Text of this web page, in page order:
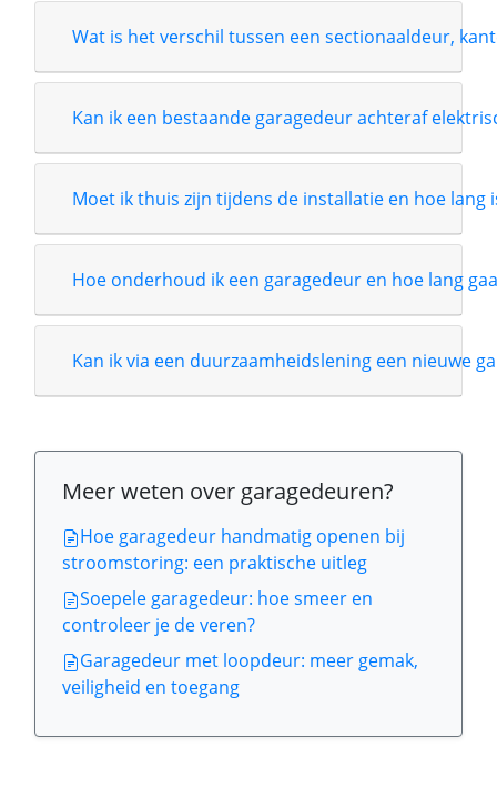
Wat is het verschil tussen een sectionaaldeur,
Kan ik een bestaande garagedeur achteraf
Moet ik thuis zijn tijdens de installatie en hoe lang
Hoe onderhoud ik een garagedeur en hoe lang
Kan ik via een duurzaamheidslening een nieuwe
Meer weten over garagedeuren?
Hoe garagedeur handmatig openen bij
stroomstoring: een praktische uitleg
Soepele garagedeur: hoe smeer en
controleer je de veren?
Garagedeur met loopdeur: meer gemak,
veiligheid en toegang